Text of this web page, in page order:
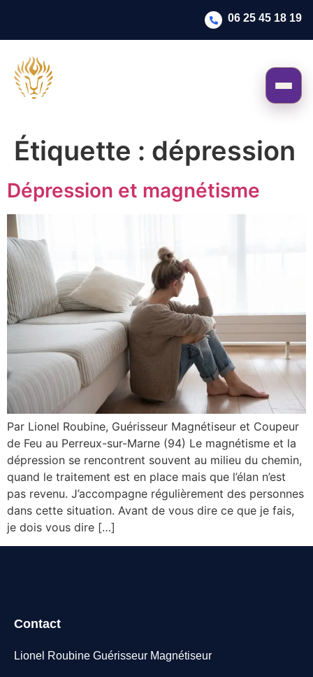
06 25 45 18 19
Étiquette : dépression
Dépression et magnétisme
Par Lionel Roubine, Guérisseur Magnétiseur et Coupeur
de Feu au Perreux-sur-Marne (94) Le magnétisme et la
dépression se rencontrent souvent au milieu du chemin,
quand le traitement est en place mais que l’élan n’est
pas revenu. J’accompagne régulièrement des personnes
dans cette situation. Avant de vous dire ce que je fais,
je dois vous dire […]
Contact
Lionel Roubine Guérisseur Magnétiseur